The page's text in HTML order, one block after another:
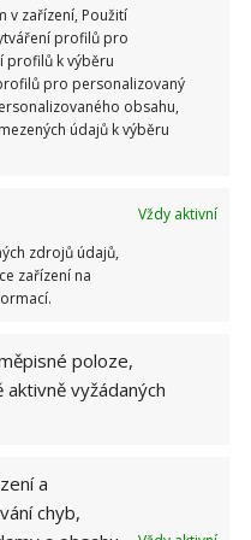
v zařízení, Použití
profilů pro
profilů k výběru
pro personalizovaný
obsahu,
údajů k výběru
Vždy aktivní
zdrojů údajů,
zařízení na
poloze,
vyžádaných
a
chyb,
snížit tlak a
pro použití při
přírodních léků na
napomoci snížit
souběžně zdravě jíst